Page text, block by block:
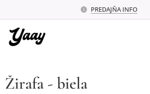
PREDAJŇA INFO
Žirafa - biela